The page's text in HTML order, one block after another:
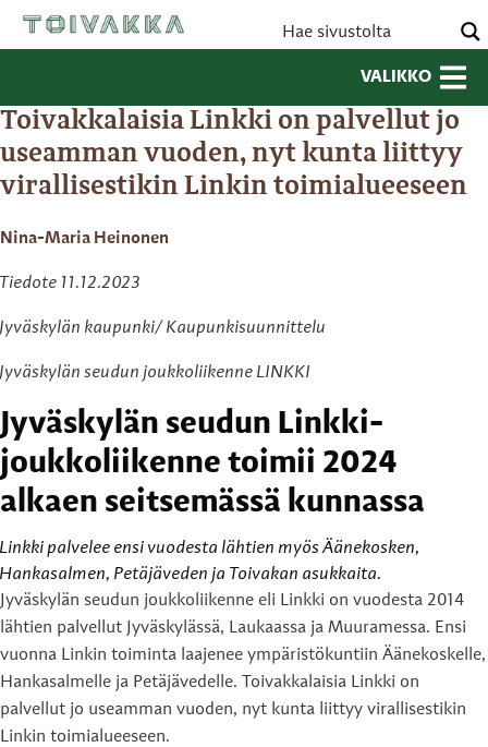
VALIKKO
Toivakkalaisia Linkki on palvellut jo
useamman vuoden, nyt kunta liittyy
virallisestikin Linkin toimialueeseen
Nina-Maria Heinonen
Tiedote 11.12.2023
Jyväskylän kaupunki/ Kaupunkisuunnittelu
Jyväskylän seudun joukkoliikenne LINKKI
Jyväskylän seudun Linkki-
joukkoliikenne toimii 2024
alkaen seitsemässä kunnassa
Linkki palvelee ensi vuodesta lähtien myös Äänekosken,
Hankasalmen, Petäjäveden ja Toivakan asukkaita.
Jyväskylän seudun joukkoliikenne eli Linkki on vuodesta 2014
lähtien palvellut Jyväskylässä, Laukaassa ja Muuramessa. Ensi
vuonna Linkin toiminta laajenee ympäristökuntiin Äänekoskelle,
Hankasalmelle ja Petäjävedelle. Toivakkalaisia Linkki on
palvellut jo useamman vuoden, nyt kunta liittyy virallisestikin
Linkin toimialueeseen.